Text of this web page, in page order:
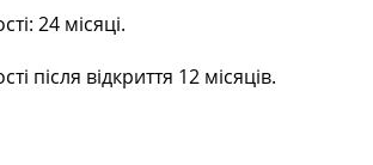
24 місяці.
після відкриття 12 місяців.